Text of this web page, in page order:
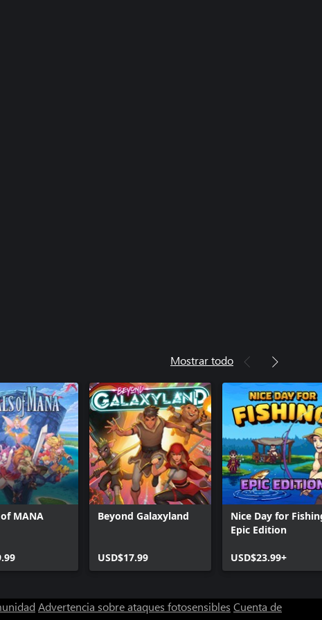
Mostrar todo
of MANA Beyond Galaxyland
USD$17.99
Nice Day for
Epic Edition
USD$23.99+
Advertencia sobre ataques fotosensibles Cuenta de